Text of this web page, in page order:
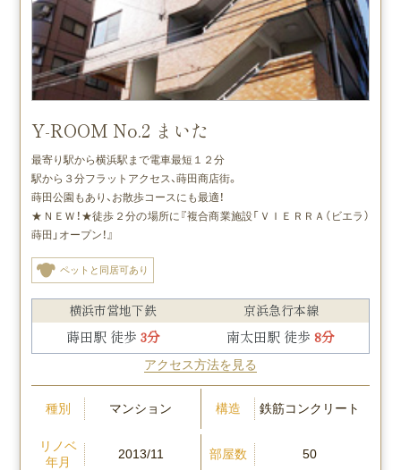
Y-ROOM No.2 まいた
最寄り駅から横浜駅まで電車最短１２分
駅から３分フラットアクセス、蒔田商店街。
蒔田公園もあり、お散歩コースにも最適！
★ＮＥＷ！★徒歩２分の場所に『複合商業施設「ＶＩＥＲＲＡ（ビエラ）
蒔田」オープン！』
ペットと同居可あり
横浜市営地下鉄
蒔田駅 徒歩 3分
京浜急行本線
南太田駅 徒歩8分
アクセス方法を見る
種別 マンション 構造 鉄筋コンクリート
リノベ
年月
2013/11 部屋数 50